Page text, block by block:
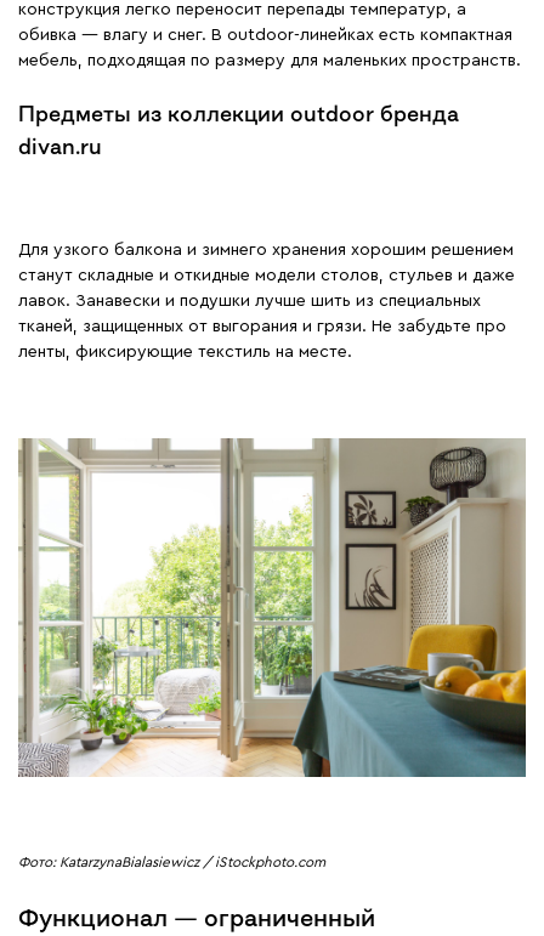
конструкция легко переносит перепады температур, а
обивка — влагу и снег. В outdoor-линейках есть компактная
мебель, подходящая по размеру для маленьких пространств.
Предметы из коллекции outdoor бренда
divan.ru
Для узкого балкона и зимнего хранения хорошим решением
станут складные и откидные модели столов, стульев и даже
лавок. Занавески и подушки лучше шить из специальных
тканей, защищенных от выгорания и грязи. Не забудьте про
ленты, фиксирующие текстиль на месте.
Фото: KatarzynaBialasiewicz / iStockphoto.com
Функционал — ограниченный